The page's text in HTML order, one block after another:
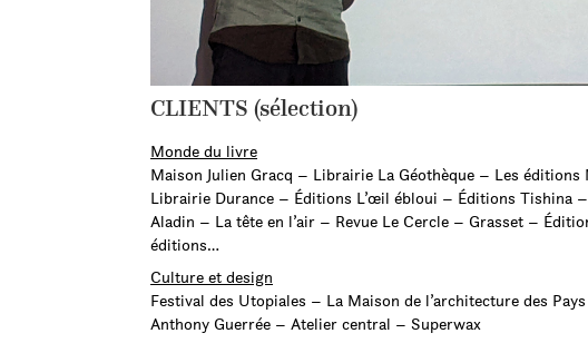
CLIENTS (sélection)
Monde du livre
Maison Julien Gracq – Librairie La Géothèque – Les
Librairie Durance – Éditions L’œil ébloui – Éditions Tishina
Aladin – La tête en l’air – Revue Le Cercle – Grasset –
éditions…
Culture et design
Festival des Utopiales – La Maison de l’architecture des
Anthony Guerrée – Atelier central – Superwax